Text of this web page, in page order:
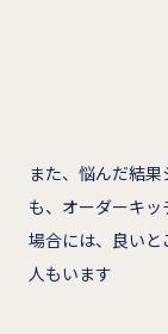
また、悩んだ結
も、オーダーキ
場合には、良い
人もいます